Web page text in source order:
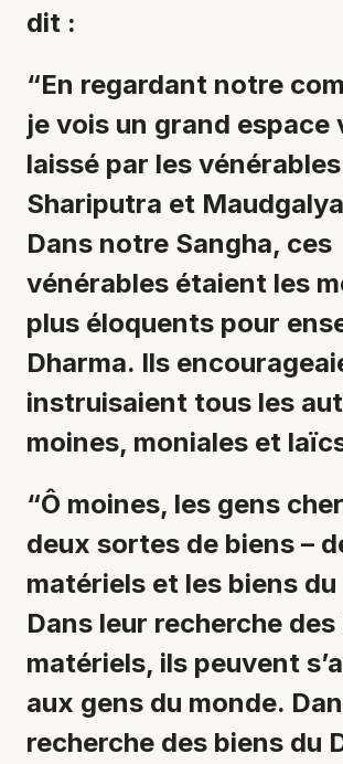
dit :
“En regardant notre
je vois un grand espace
laissé par les vénérables
Shariputra et
Dans notre Sangha, ces
vénérables étaient les
plus éloquents pour
Dharma. Ils
instruisaient tous les
moines, moniales et
“Ô moines, les gens
deux sortes de biens –
matériels et les biens du
Dans leur recherche
matériels, ils peuvent
aux gens du monde.
recherche des biens du